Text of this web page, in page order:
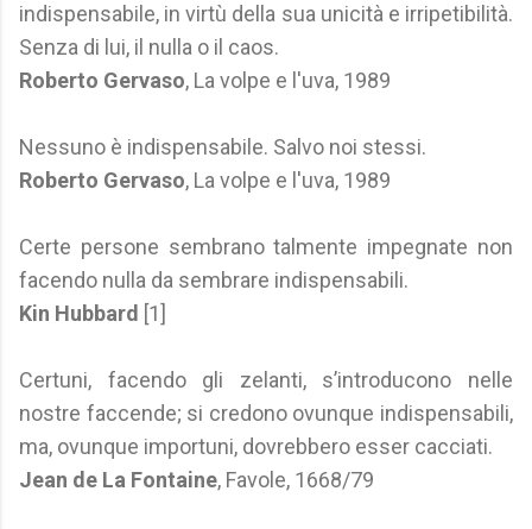
indispensabile, in virtù della sua unicità e irripetibilità.
Senza di lui, il nulla o il caos.
Roberto Gervaso, La volpe e l'uva, 1989
Nessuno è indispensabile. Salvo noi stessi.
Roberto Gervaso, La volpe e l'uva, 1989
Certe persone sembrano talmente impegnate non
facendo nulla da sembrare indispensabili.
Kin Hubbard [1]
Certuni, facendo gli zelanti, s’introducono nelle
nostre faccende; si credono ovunque indispensabili,
ma, ovunque importuni, dovrebbero esser cacciati.
Jean de La Fontaine, Favole, 1668/79